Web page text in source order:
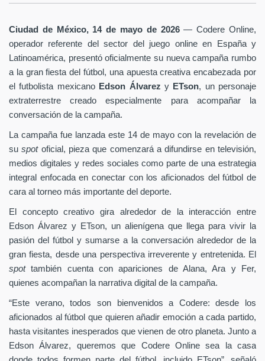
Ciudad de México, 14 de mayo de 2026— Codere Online,
operador referente del sector del juego online en España y
Latinoamérica, presentó oficialmente su nueva campaña rumbo
a la gran fiesta del fútbol, una apuesta creativa encabezada por
el futbolista mexicano Edson Álvarez yETson, un personaje
extraterrestre creado especialmente para acompañar la
conversación de la campaña.
La campaña fue lanzada este 14 de mayo con la revelación de
suspot oficial, pieza que comenzará a difundirse en televisión,
medios digitales y redes sociales como parte de una estrategia
integral enfocada en conectar con los aficionados del fútbol de
cara al torneo más importante del deporte.
El concepto creativo gira alrededor de la interacción entre
Edson Álvarez y ETson, un alienígena que llega para vivir la
pasión del fútbol y sumarse a la conversación alrededor de la
gran fiesta, desde una perspectiva irreverente y entretenida. El
spottambién cuenta con apariciones de Alana, Ara y Fer,
quienes acompañan la narrativa digital de la campaña.
“Este verano, todos son bienvenidos a Codere: desde los
aficionados al fútbol que quieren añadir emoción a cada partido,
hasta visitantes inesperados que vienen de otro planeta. Junto a
Edson Álvarez, queremos que Codere Online sea la casa